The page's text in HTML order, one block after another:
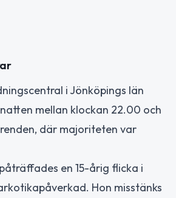
i Jönköpings län
mellan klockan 22.00 och
där majoriteten var
påträffades en 15-årig flicka i
Hon misstänks